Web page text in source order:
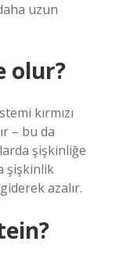
uzun
olur?
kırmızı
– bu da
şişkinliğe
şişkinlik
azalır.